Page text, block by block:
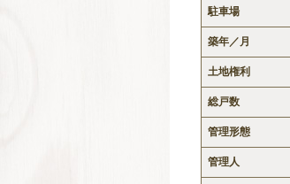
駐車場
築年／月
土地権利
総戸数
管理形態
管理人